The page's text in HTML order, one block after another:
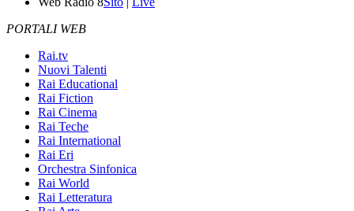
PORTALI WEB
Rai.tv
Nuovi Talenti
Rai Educational
Rai Fiction
Rai Cinema
Rai Teche
Rai International
Rai Eri
Orchestra Sinfonica
Rai World
Rai Letteratura